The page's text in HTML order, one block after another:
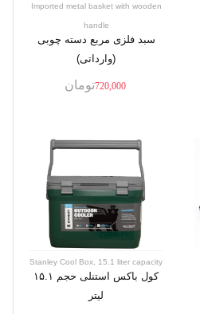
Imported metal basket with wooden
handle
سبد فلزی مربع دسته چوبی
(وارداتی)
720,000 تومان
Stanley Cool Box, 15.1 liter capacity
کول باکس استنلی حجم ۱۵.۱
لیتر